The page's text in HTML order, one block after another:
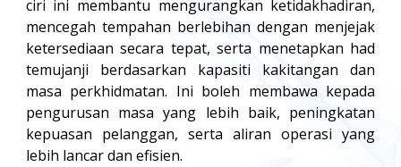
ciri ini membantu mengurangkan ketidakhadiran,
mencegah tempahan berlebihan dengan menjejak
ketersediaan secara tepat, serta menetapkan had
temujanji berdasarkan kapasiti kakitangan dan
masa perkhidmatan. Ini boleh membawa kepada
pengurusan masa yang lebih baik, peningkatan
kepuasan pelanggan, serta aliran operasi yang
lebih lancar dan efisien.